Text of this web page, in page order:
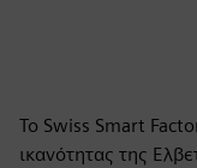
Το Swiss Smart
ικανότητας της